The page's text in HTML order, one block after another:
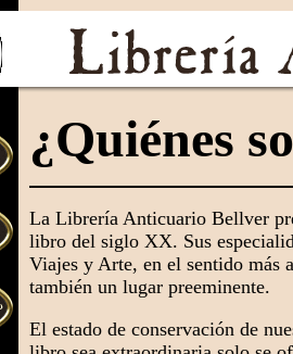
¿Quiénes
La Librería Anticuario Bellver
libro del siglo XX. Sus
Viajes y Arte, en el sentido más
también un lugar preeminente.
El estado de conservación de